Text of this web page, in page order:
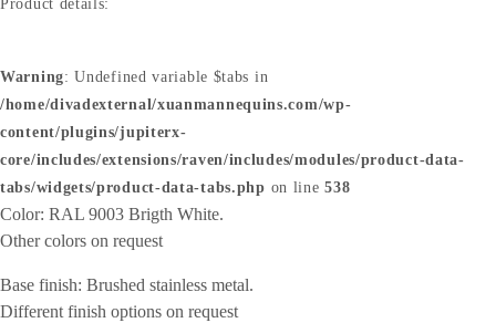
Product details:
Warning: Undefined variable $tabs in
/home/divadexternal/xuanmannequins.com/wp-
content/plugins/jupiterx-
core/includes/extensions/raven/includes/modules/product-data-
tabs/widgets/product-data-tabs.php on line538
Color: RAL 9003 Brigth White.
Other colors on request
Base finish: Brushed stainless metal.
Different finish options on request